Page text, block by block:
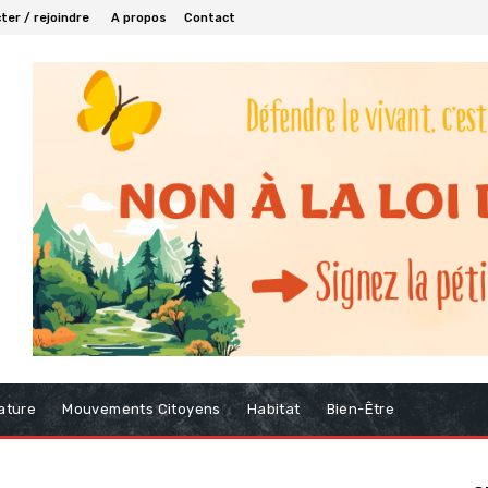
/ rejoindre A propos Contact
Mouvements Citoyens Habitat Bien-Être